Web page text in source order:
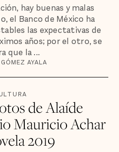
hay buenas y malas
el Banco de México ha
las expectativas de
años; por el otro, se
que la ...
AYALA
de Alaíde
Mauricio Achar
2019